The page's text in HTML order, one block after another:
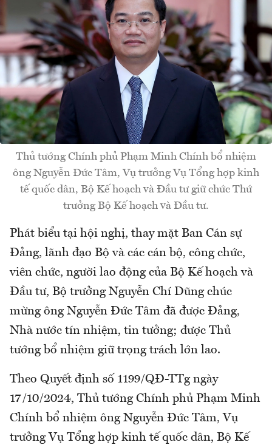
Thủ tướng Chính phủ Phạm Minh Chính bổ nhiệm
ông Nguyễn Đức Tâm, Vụ trưởng Vụ Tổng hợp kinh
tế quốc dân, Bộ Kế hoạch và Đầu tư giữ chức Thứ
trưởng Bộ Kế hoạch và Đầu tư.
Phát biểu tại hội nghị, thay mặt Ban Cán sự
Đảng, lãnh đạo Bộ và các cán bộ, công chức,
viên chức, người lao động của Bộ Kế hoạch và
Đầu tư, Bộ trưởng Nguyễn Chí Dũng chúc
mừng ông Nguyễn Đức Tâm đã được Đảng,
Nhà nước tín nhiệm, tin tưởng; được Thủ
tướng bổ nhiệm giữ trọng trách lớn lao.
Theo Quyết định số 1199/QĐ-TTg ngày
17/10/2024, Thủ tướng Chính phủ Phạm Minh
Chính bổ nhiệm ông Nguyễn Đức Tâm, Vụ
trưởng Vụ Tổng hợp kinh tế quốc dân, Bộ Kế